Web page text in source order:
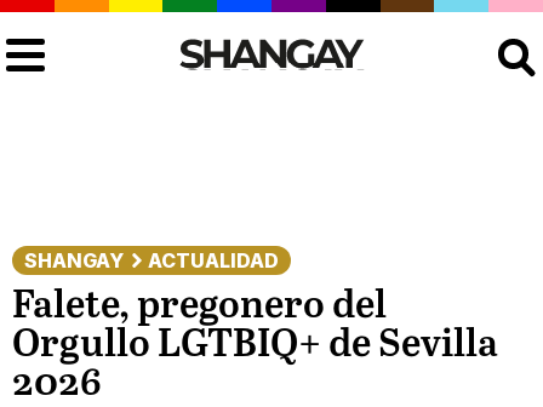
SHANGAY ACTUALIDAD
Falete, pregonero del
Orgullo LGTBIQ+ de Sevilla
2026